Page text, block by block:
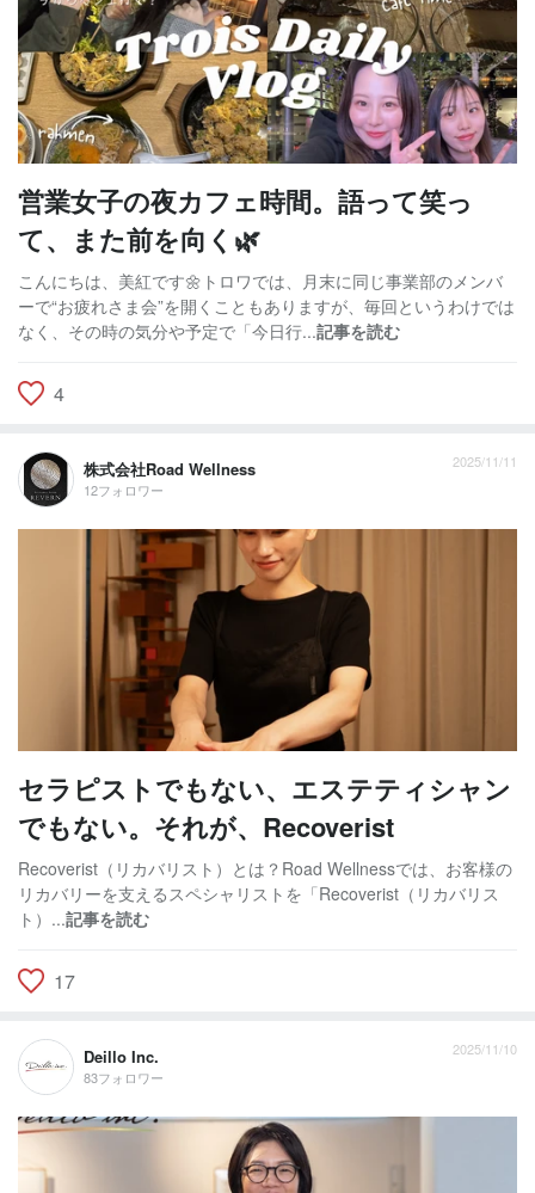
営業女子の夜カフェ時間。語って笑っ
て、また前を向く🌿
こんにちは、美紅です🌼トロワでは、月末に同じ事業部のメンバ
ーで“お疲れさま会”を開くこともありますが、毎回というわけでは
なく、その時の気分や予定で「今日行...記事を読む
4
株式会社Road Wellness
12フォロワー
2025/11/11
セラピストでもない、エステティシャン
でもない。それが、Recoverist
Recoverist（リカバリスト）とは？Road Wellnessでは、お客様の
リカバリーを支えるスペシャリストを「Recoverist（リカバリス
ト）...記事を読む
17
Deillo Inc.
83フォロワー
2025/11/10